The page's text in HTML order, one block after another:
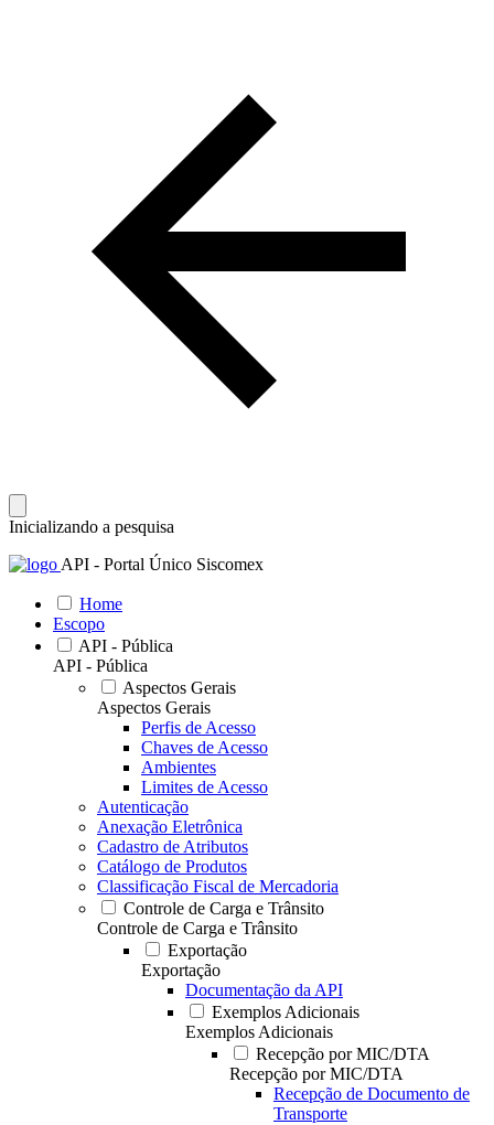
Inicializando a pesquisa
API - Portal Único Siscomex
Home
Escopo
API - Pública
API - Pública
Aspectos Gerais
Aspectos Gerais
Perfis de Acesso
Chaves de Acesso
Ambientes
Limites de Acesso
Autenticação
Anexação Eletrônica
Cadastro de Atributos
Catálogo de Produtos
Classificação Fiscal de Mercadoria
Controle de Carga e Trânsito
Controle de Carga e Trânsito
Exportação
Exportação
Documentação da API
Exemplos Adicionais
Exemplos Adicionais
Recepção por MIC/DTA
Recepção por MIC/DTA
Recepção de Documento de
Transporte